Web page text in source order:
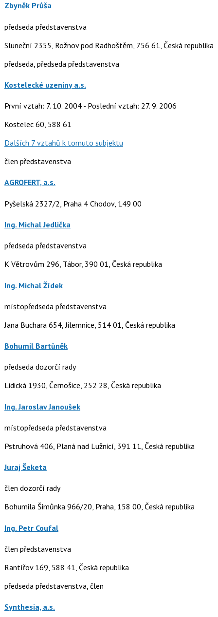
Zbyněk Průša
předseda představenstva
Sluneční 2355, Rožnov pod Radhoštěm, 756 61, Česká republika
předseda, předseda představenstva
Kostelecké uzeniny a.s.
První vztah: 7. 10. 2004 - Poslední vztah: 27. 9. 2006
Kostelec 60, 588 61
Dalších 7 vztahů k tomuto subjektu
člen představenstva
AGROFERT, a.s.
Pyšelská 2327/2, Praha 4 Chodov, 149 00
Ing. Michal Jedlička
předseda představenstva
K Větrovům 296, Tábor, 390 01, Česká republika
Ing. Michal Žídek
místopředseda představenstva
Jana Buchara 654, Jilemnice, 514 01, Česká republika
Bohumil Bartůněk
předseda dozorčí rady
Lidická 1930, Černošice, 252 28, Česká republika
Ing. Jaroslav Janoušek
místopředseda představenstva
Pstruhová 406, Planá nad Lužnicí, 391 11, Česká republika
Juraj Šeketa
člen dozorčí rady
Bohumila Šimůnka 966/20, Praha, 158 00, Česká republika
Ing. Petr Coufal
člen představenstva
Rantířov 169, 588 41, Česká republika
předseda představenstva, člen
Synthesia, a.s.